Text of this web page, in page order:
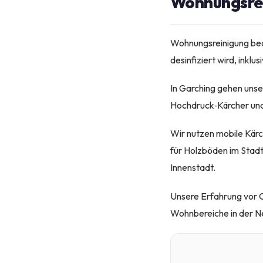
Wohnungsreinigung
desinfiziert wird,
In Garching gehen
Hochdruck‑Kärcher
Wir nutzen mobile
für Holzböden im
Innenstadt.
Unsere Erfahrung vor
Wohnbereiche in der